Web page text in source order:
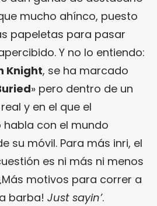
mucho ahínco, puesto
papeletas para pasar
Y no lo entiendo:
Knight, se ha marcado
» pero dentro de un
y en el que el
con el mundo
su móvil. Para más inri, el
es ni más ni menos
motivos para correr a
barba! Just sayin’.